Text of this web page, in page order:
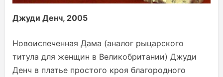
Джуди Денч, 2005
Новоиспеченная Дама (аналог рыцарского
титула для женщин в Великобритании) Джуди
Денч в платье простого кроя благородного